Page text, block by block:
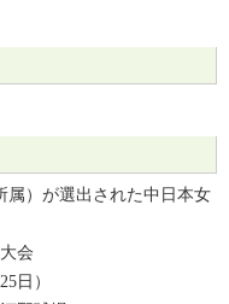
属）が選出された中日本女
会
日）